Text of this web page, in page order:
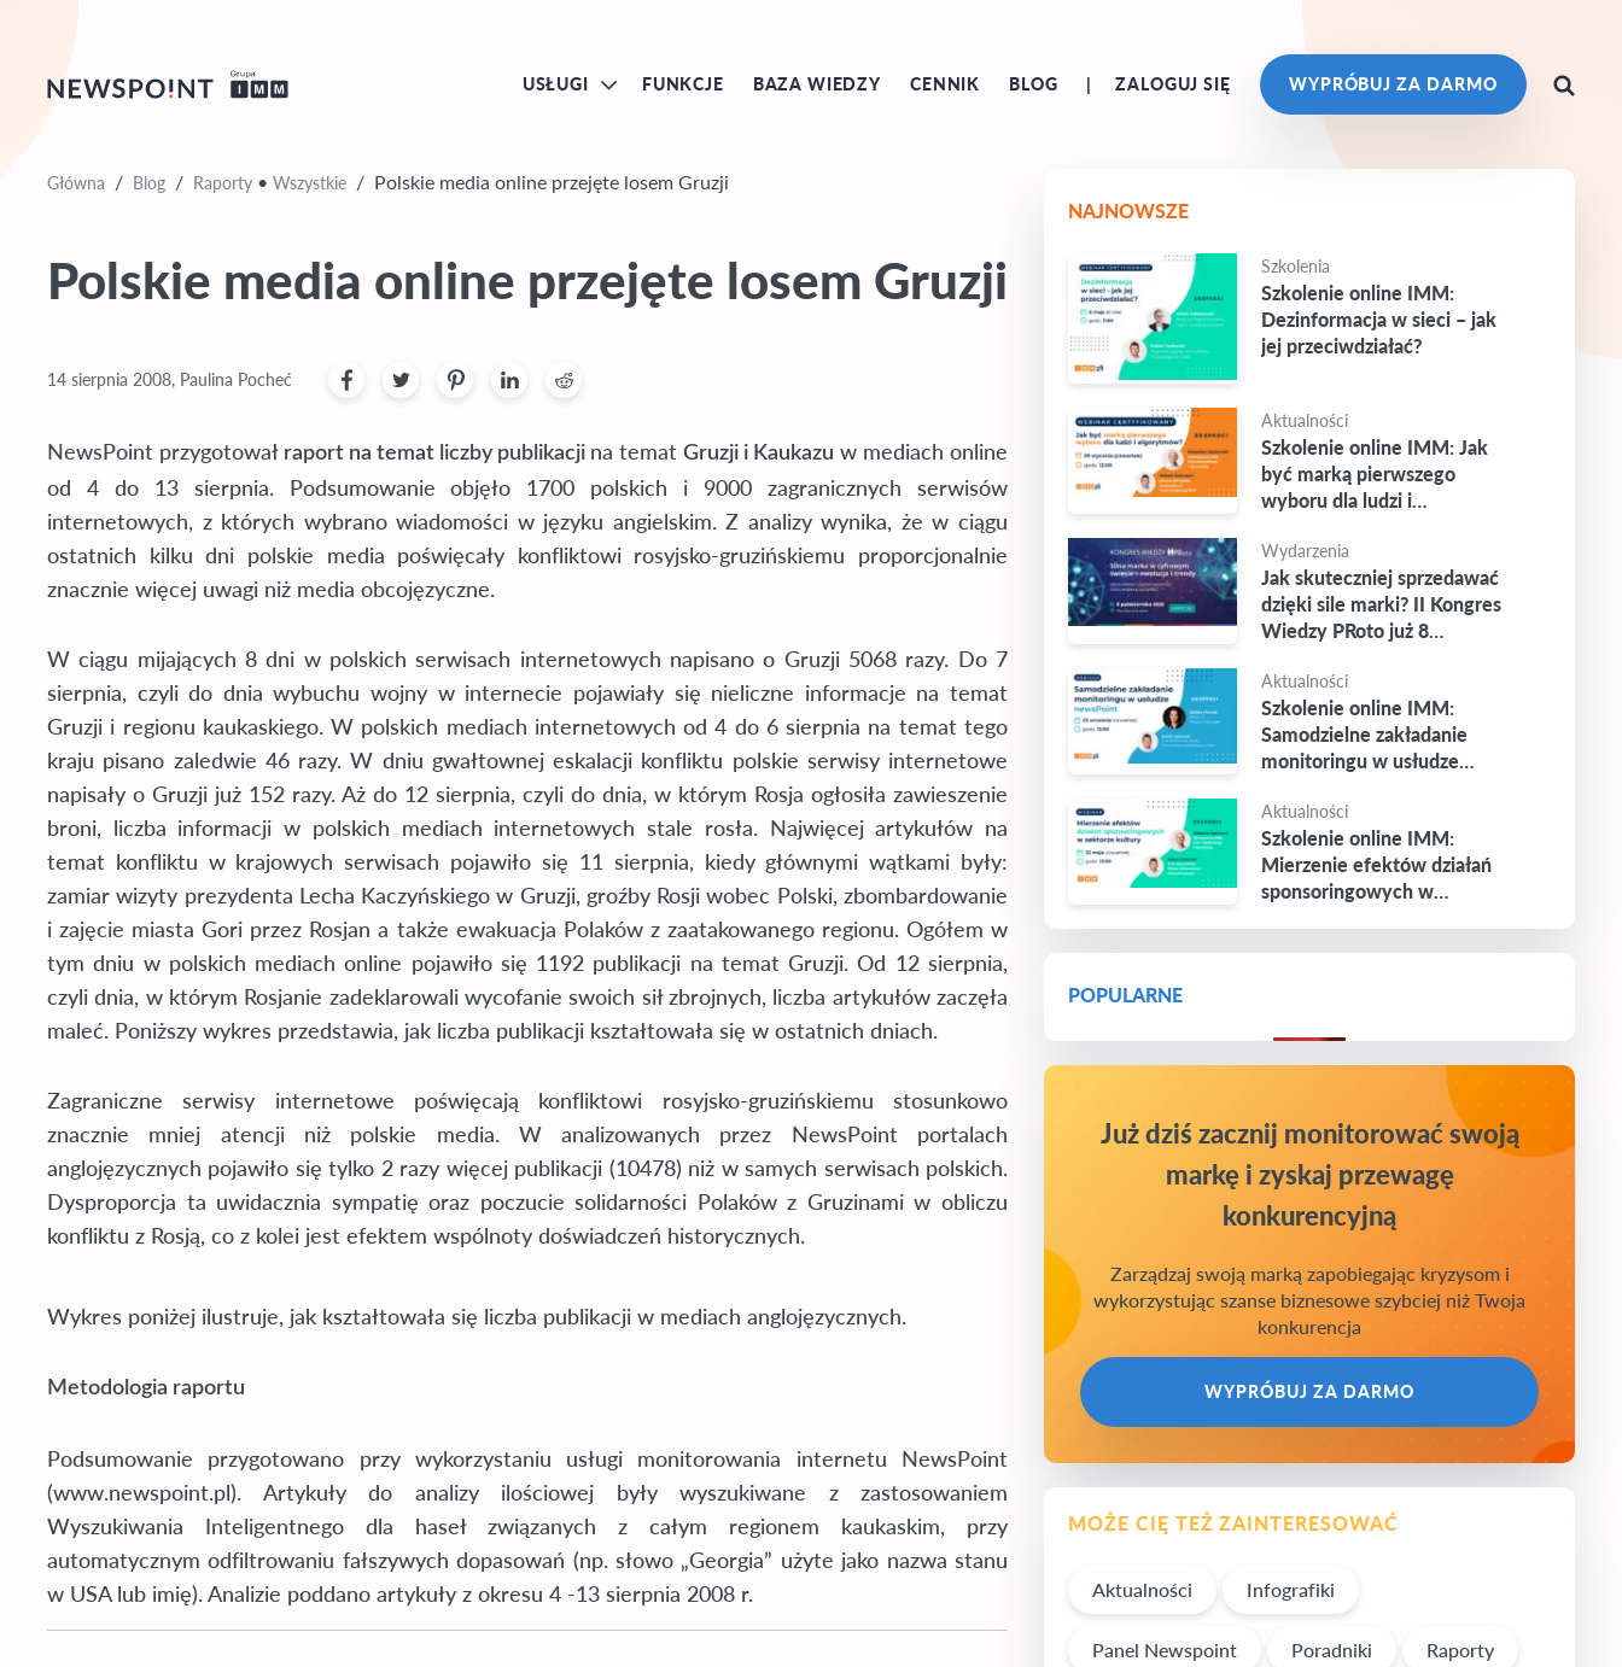
USŁUGI FUNKCJE BAZA WIEDZY CENNIK BLOG ZALOGUJ SIĘ WYPRÓBUJ ZA DARMO
Główna / Blog / Raporty • Wszystkie / Polskie media online przejęte losem Gruzji
Polskie media online przejęte losem Gruzji
14 sierpnia 2008, Paulina Pocheć
NewsPoint przygotował raport na temat liczby publikacji na temat Gruzji i Kaukazu w mediach online
od 4 do 13 sierpnia. Podsumowanie objęło 1700 polskich i 9000 zagranicznych serwisów
internetowych, z których wybrano wiadomości w języku angielskim. Z analizy wynika, że w ciągu
ostatnich kilku dni polskie media poświęcały konfliktowi rosyjsko-gruzińskiemu proporcjonalnie
znacznie więcej uwagi niż media obcojęzyczne.
W ciągu mijających 8 dni w polskich serwisach internetowych napisano o Gruzji 5068 razy. Do 7
sierpnia, czyli do dnia wybuchu wojny w internecie pojawiały się nieliczne informacje na temat
Gruzji i regionu kaukaskiego. W polskich mediach internetowych od 4 do 6 sierpnia na temat tego
kraju pisano zaledwie 46 razy. W dniu gwałtownej eskalacji konfliktu polskie serwisy internetowe
napisały o Gruzji już 152 razy. Aż do 12 sierpnia, czyli do dnia, w którym Rosja ogłosiła zawieszenie
broni, liczba informacji w polskich mediach internetowych stale rosła. Najwięcej artykułów na
temat konfliktu w krajowych serwisach pojawiło się 11 sierpnia, kiedy głównymi wątkami były:
zamiar wizyty prezydenta Lecha Kaczyńskiego w Gruzji, groźby Rosji wobec Polski, zbombardowanie
i zajęcie miasta Gori przez Rosjan a także ewakuacja Polaków z zaatakowanego regionu. Ogółem w
tym dniu w polskich mediach online pojawiło się 1192 publikacji na temat Gruzji. Od 12 sierpnia,
czyli dnia, w którym Rosjanie zadeklarowali wycofanie swoich sił zbrojnych, liczba artykułów zaczęła
maleć. Poniższy wykres przedstawia, jak liczba publikacji kształtowała się w ostatnich dniach.
Zagraniczne serwisy internetowe poświęcają konfliktowi rosyjsko-gruzińskiemu stosunkowo
znacznie mniej atencji niż polskie media. W analizowanych przez NewsPoint portalach
anglojęzycznych pojawiło się tylko 2 razy więcej publikacji (10478) niż w samych serwisach polskich.
Dysproporcja ta uwidacznia sympatię oraz poczucie solidarności Polaków z Gruzinami w obliczu
konfliktu z Rosją, co z kolei jest efektem wspólnoty doświadczeń historycznych.
Wykres poniżej ilustruje, jak kształtowała się liczba publikacji w mediach anglojęzycznych.
Metodologia raportu
Podsumowanie przygotowano przy wykorzystaniu usługi monitorowania internetu NewsPoint
(www.newspoint.pl). Artykuły do analizy ilościowej były wyszukiwane z zastosowaniem
Wyszukiwania Inteligentnego dla haseł związanych z całym regionem kaukaskim, przy
automatycznym odfiltrowaniu fałszywych dopasowań (np. słowo „Georgia” użyte jako nazwa stanu
w USA lub imię). Analizie poddano artykuły z okresu 4 -13 sierpnia 2008 r.
NAJNOWSZE
Szkolenia
Szkolenie online IMM:
Dezinformacja w sieci – jak
jej przeciwdziałać?
Aktualności
Szkolenie online IMM: Jak
być marką pierwszego
wyboru dla ludzi i
Wydarzenia
Jak skuteczniej sprzedawać
dzięki sile marki? II Kongres
Wiedzy PRoto już 8
Aktualności
Szkolenie online IMM:
Samodzielne zakładanie
monitoringu w usłudze
Aktualności
Szkolenie online IMM:
Mierzenie efektów działań
sponsoringowych w
POPULARNE
Już dziś zacznij monitorować swoją
markę i zyskaj przewagę
konkurencyjną
Zarządzaj swoją marką zapobiegając kryzysom i
wykorzystując szanse biznesowe szybciej niż Twoja
konkurencja
WYPRÓBUJ ZA DARMO
MOŻE CIĘ TEŻ ZAINTERESOWAĆ
Aktualności Infografiki
Panel Newspoint Poradniki Raporty